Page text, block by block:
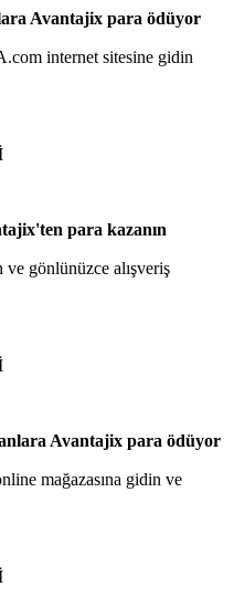
Avantajix para ödüyor
internet sitesine gidin
para kazanın
gönlünüzce alışveriş
Avantajix para ödüyor
mağazasına gidin ve